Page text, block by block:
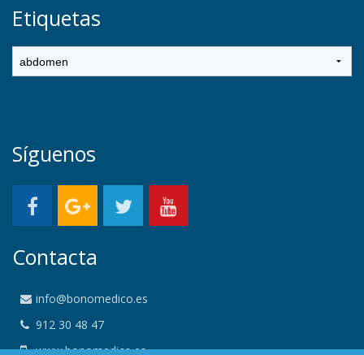
Etiquetas
Síguenos
Contacta
info@bonomedico.es
912 30 48 47
www.bonomedico.es